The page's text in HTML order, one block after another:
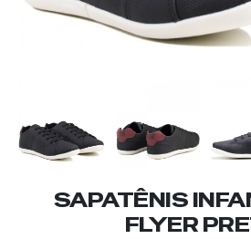
SAPATÊNIS
FLYER